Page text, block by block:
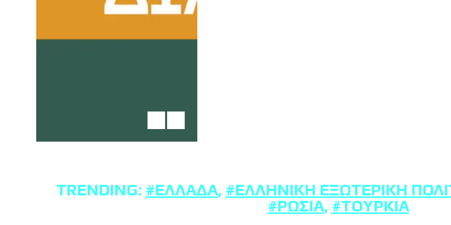
TRENDING: #ΕΛΛΆΔΑ, #ΕΛΛΗΝΙΚΉ ΕΞΩΤΕΡΙΚΉ
#ΡΩΣΊΑ, #ΤΟΥΡΚΊΑ